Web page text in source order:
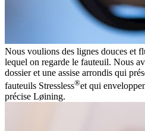
Nous voulions des lignes douces et
lequel on regarde le fauteuil. Nous
dossier et une assise arrondis qui
fauteuils Stressless®et qui
précise Løining.